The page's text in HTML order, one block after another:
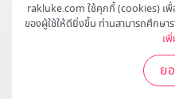
rakluke.com ใช้คุกกี้ (cookies) เ
ของผู้ใช้ให้ดียิ่งขึ้น ท่านสามารถศึกษาร
เ
ย
ติดต